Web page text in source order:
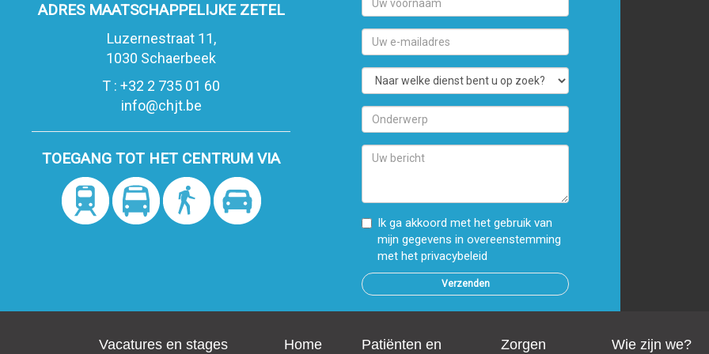
ADRES MAATSCHAPPELIJKE ZETEL
Luzernestraat 11,
1030 Schaerbeek
T : +32 2 735 01 60
info@chjt.be
TOEGANG TOT HET CENTRUM VIA
voornaam
Uw
e-
mailadres
Naar
welke
dienst
bent
op
Onderwerp
Uw
Ik ga akkoord met het gebruik van
mijn gegevens in overeenstemming
met het privacybeleid
Vacatures en stages Home Patiënten en Zorgen Wie zijn we?